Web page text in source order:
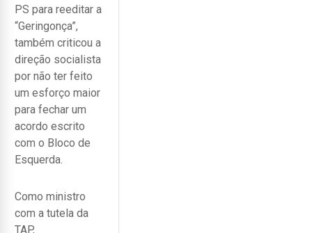
PS para reeditar a
“Geringonça”,
também criticou a
direção socialista
por não ter feito
um esforço maior
para fechar um
acordo escrito
com o Bloco de
Esquerda.
Como ministro
com a tutela da
TAP,